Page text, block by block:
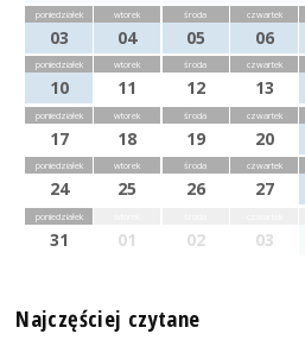
poniedziałek
03
wtorek
04
środa
05
czwartek
06
poniedziałek
10
wtorek
11
środa
12
czwartek
13
poniedziałek
17
wtorek
18
środa
19
czwartek
20
poniedziałek
24
wtorek
25
środa
26
czwartek
27
poniedziałek
31 01 02 03
Najczęściej czytane